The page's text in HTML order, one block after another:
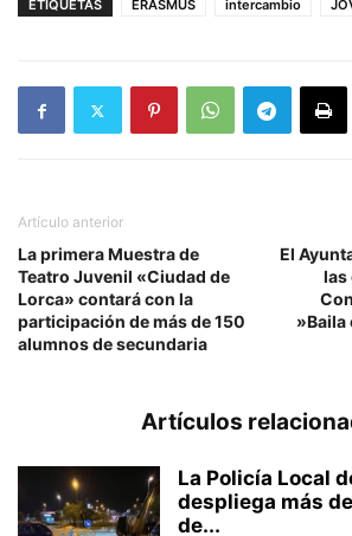
ETIQUETAS ERASMUS intercambio
Artículo anterior
La primera Muestra de
Teatro Juvenil «Ciudad de
Lorca» contará con la
participación de más de 150
alumnos de secundaria
El
las
Artículos
La Policía Local
despliega más
de...